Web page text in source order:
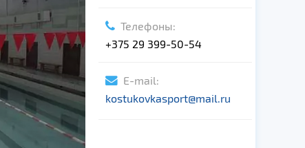
Телефоны:
+375 29 399-50-54
E-mail:
kostukovkasport@mail.ru